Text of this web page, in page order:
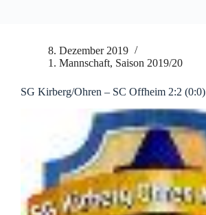
8. Dezember 2019
1. Mannschaft, Saison 2019/20
SG Kirberg/Ohren – SC Offheim 2:2 (0:0)